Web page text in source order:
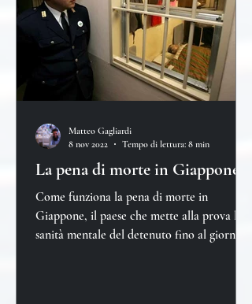
La pena di morte in Giappone
Come funziona la pena di morte in
Giappone, il paese che mette alla prova la
sanità mentale del detenuto fino al giorno
Matteo Gagliardi
8 nov 2022
Tempo di lettura: 8 min